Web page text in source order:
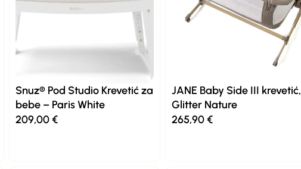
Snuz® Pod Studio Krevetić za
bebe – Paris White
209,00€
JANE Baby Side III krevetić,
Glitter Nature
265,90€